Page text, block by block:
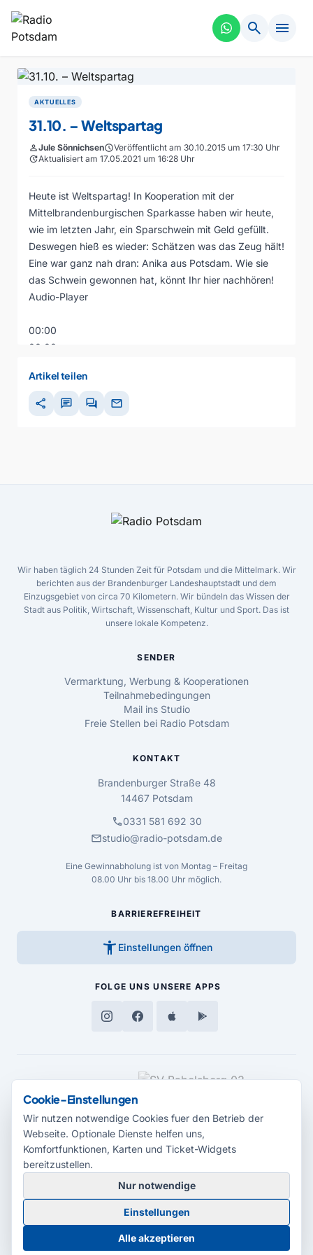
search menu
AKTUELLES
31.10. – Weltspartag
personJule SönnichsenscheduleVeröffentlicht am 30.10.2015 um 17:30 Uhr
updateAktualisiert am 17.05.2021 um 16:28 Uhr
Heute ist Weltspartag! In Kooperation mit der
Mittelbrandenburgischen Sparkasse haben wir heute,
wie im letzten Jahr, ein Sparschwein mit Geld gefüllt.
Deswegen hieß es wieder: Schätzen was das Zeug hält!
Eine war ganz nah dran: Anika aus Potsdam. Wie sie
das Schwein gewonnen hat, könnt Ihr hier nachhören!
Audio-Player
00:00
00:00
Artikel teilen
share chat forum mail
Wir haben täglich 24 Stunden Zeit für Potsdam und die Mittelmark. Wir
berichten aus der Brandenburger Landeshauptstadt und dem
Einzugsgebiet von circa 70 Kilometern. Wir bündeln das Wissen der
Stadt aus Politik, Wirtschaft, Wissenschaft, Kultur und Sport. Das ist
unsere lokale Kompetenz.
SENDER
Vermarktung, Werbung & Kooperationen
Teilnahmebedingungen
Mail ins Studio
Freie Stellen bei Radio Potsdam
KONTAKT
Brandenburger Straße 48
14467 Potsdam
call0331 581 692 30
mailstudio@radio-potsdam.de
Eine Gewinnabholung ist von Montag – Freitag
08.00 Uhr bis 18.00 Uhr möglich.
BARRIEREFREIHEIT
accessibility_new Einstellungen öffnen
FOLGE UNS UNSERE APPS
MEDIENPARTNER
© 2026 Radio Potsdam. Webseite entwickelt durch dieMedienagentur
Babelsberg
BarrierefreiheitserklärungAGBDatenschutzImpressum
Cookie-Einstellungen
Cookie-Einstellungen
Wir nutzen notwendige Cookies fuer den Betrieb der
Webseite. Optionale Dienste helfen uns,
Komfortfunktionen, Karten und Ticket-Widgets
bereitzustellen.
Nur notwendige
Einstellungen
Alle akzeptieren